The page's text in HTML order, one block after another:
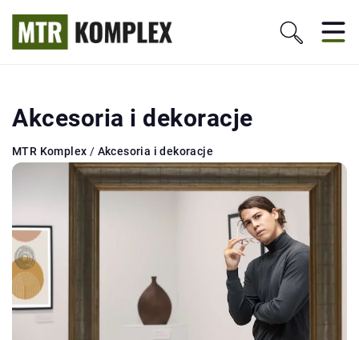
Akcesoria i dekoracje
MTR Komplex / Akcesoria i dekoracje